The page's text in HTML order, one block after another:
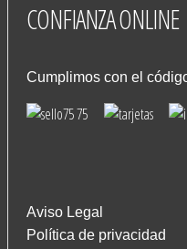
CONFIANZAONLINE
Cumplimos con el
Aviso Legal
Política de privacidad